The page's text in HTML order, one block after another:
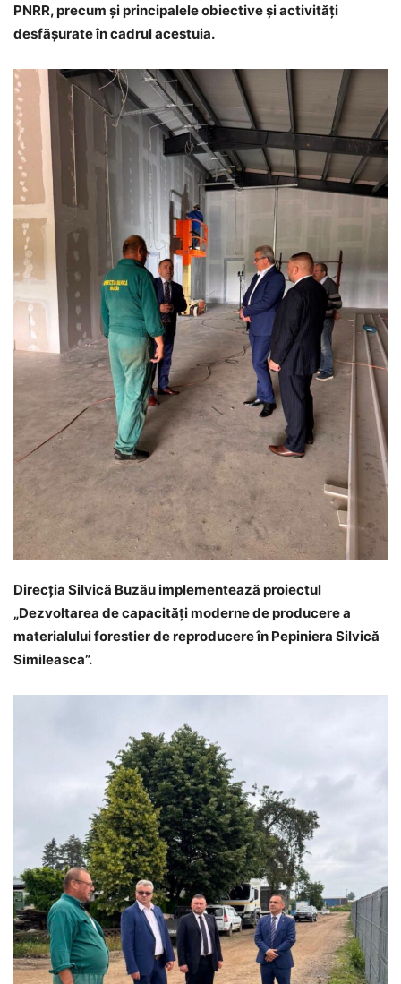
PNRR, precum și principalele obiective și activități
desfășurate în cadrul acestuia.
Direcția Silvică Buzău implementează proiectul
„Dezvoltarea de capacități moderne de producere a
materialului forestier de reproducere în Pepiniera Silvică
Simileasca”.